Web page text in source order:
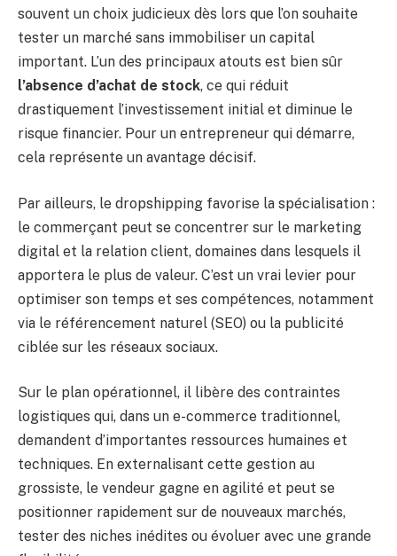
souvent un choix judicieux dès lors que l’on souhaite
tester un marché sans immobiliser un capital
important. L’un des principaux atouts est bien sûr
l’absence d’achat de stock, ce qui réduit
drastiquement l’investissement initial et diminue le
risque financier. Pour un entrepreneur qui démarre,
cela représente un avantage décisif.
Par ailleurs, le dropshipping favorise la spécialisation :
le commerçant peut se concentrer sur le marketing
digital et la relation client, domaines dans lesquels il
apportera le plus de valeur. C’est un vrai levier pour
optimiser son temps et ses compétences, notamment
via le référencement naturel (SEO) ou la publicité
ciblée sur les réseaux sociaux.
Sur le plan opérationnel, il libère des contraintes
logistiques qui, dans un e-commerce traditionnel,
demandent d’importantes ressources humaines et
techniques. En externalisant cette gestion au
grossiste, le vendeur gagne en agilité et peut se
positionner rapidement sur de nouveaux marchés,
tester des niches inédites ou évoluer avec une grande